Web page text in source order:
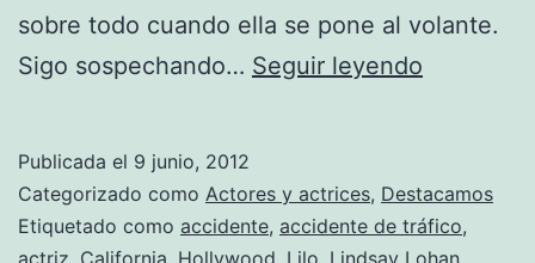
sobre todo cuando ella se pone al volante.
Sigo sospechando… Seguir leyendo
un
accidente
Publicada el 9 junio, 2012
Categorizado como Actores y actrices, Destacamos
Etiquetado como accidente, accidente de tráfico,
actriz, California, Hollywood, Lilo, Lindsay Lohan,